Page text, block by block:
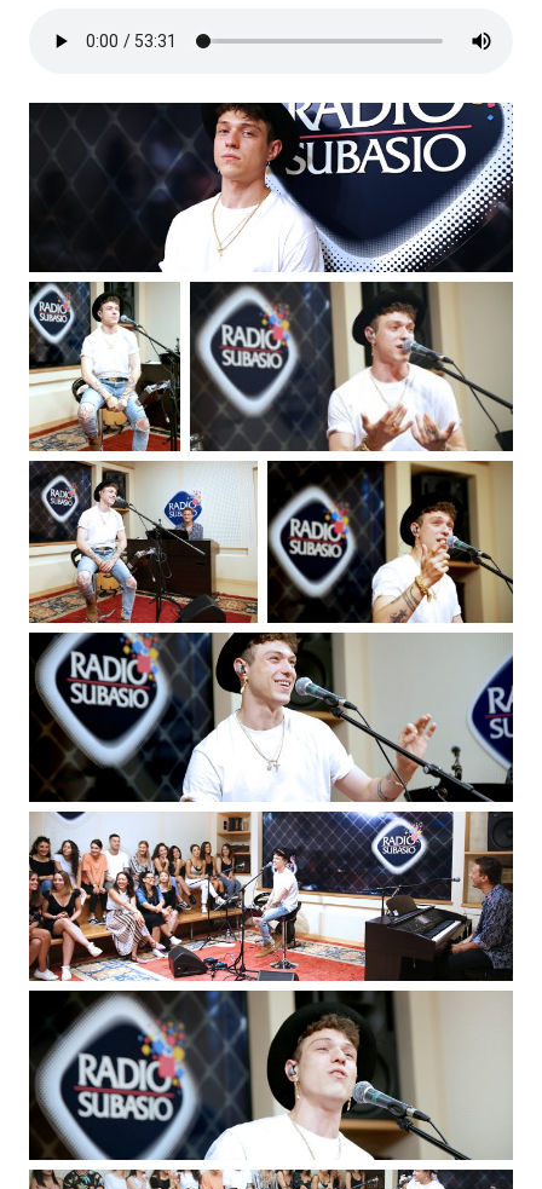
Subasio Collection
Subasio Per Un’Ora D’Amore
Video
Foto
Speciali
Oroscopo
Radio Subasio Music Club
Sanremo 2026
News
Musica
Cultura
Attualità
Costume
Extra
Eventi